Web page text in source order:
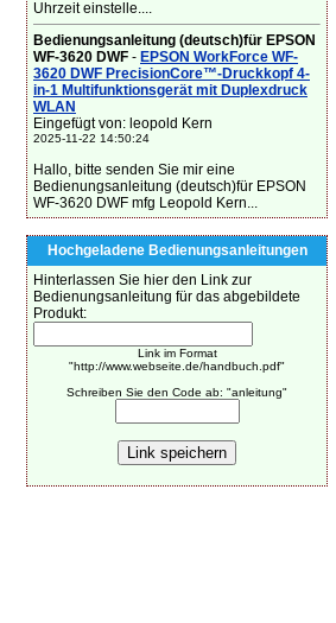
Uhrzeit einstelle....
Bedienungsanleitung (deutsch)für EPSON
WF-3620 DWF - EPSON WorkForce WF-
3620 DWF PrecisionCore™-Druckkopf 4-
in-1 Multifunktionsgerät mit Duplexdruck
WLAN
Eingefügt von: leopold Kern
2025-11-22 14:50:24
Hallo, bitte senden Sie mir eine
Bedienungsanleitung (deutsch)für EPSON
WF-3620 DWF mfg Leopold Kern...
Hochgeladene Bedienungsanleitungen
Hinterlassen Sie hier den Link zur
Bedienungsanleitung für das abgebildete
Produkt:
Link im Format
"http://www.webseite.de/handbuch.pdf"
Schreiben Sie den Code ab: "anleitung"